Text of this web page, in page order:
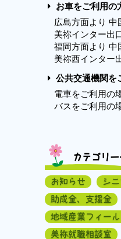
お車をご利用の
広島方面より 中
美祢インター
福岡方面より 中
美祢西インタ
公共交通機関を
電車をご利用の
バスをご利用の
カテゴリ
お知らせ
シ
助成金、支援金
地域産業フィー
美祢就職相談室